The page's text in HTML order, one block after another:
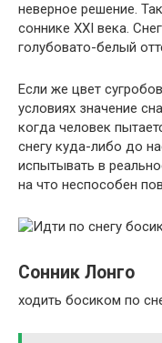
неверное решение.
соннике XXI века.
голубовато-белый
Если же цвет
условиях значение
когда человек
снегу куда-либо до
испытывать в
на что неспособен
Сонник Лонго
ходить босиком по